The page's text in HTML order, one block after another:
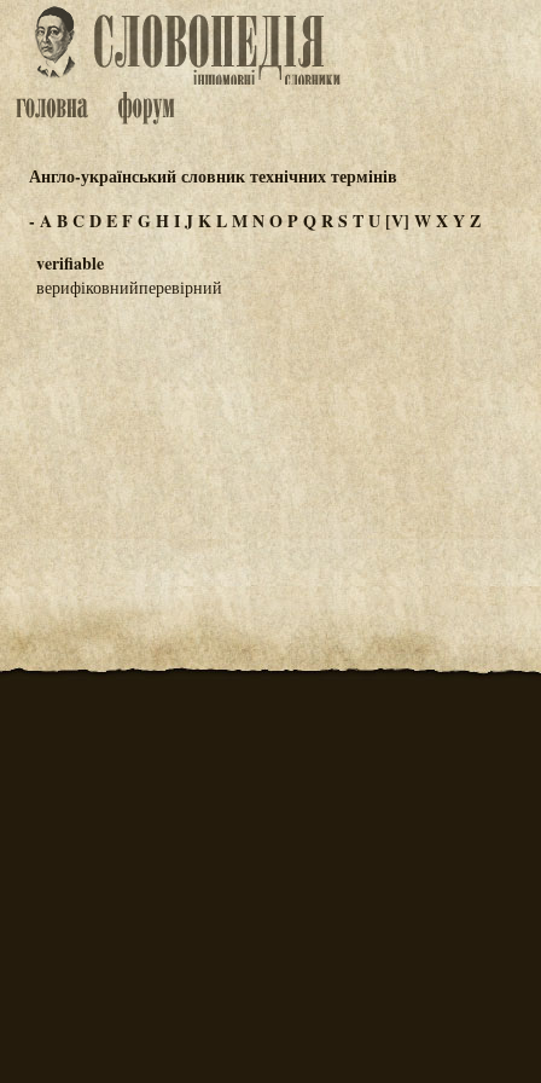
Англо-український словник технічних термінів
-ABCDEFGHIJKLMNOPQRSTU[V] WXYZ
verifiable
верифіковнийперевірний